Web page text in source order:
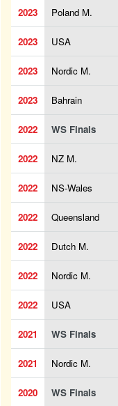
2023 Poland M.
2023 USA
2023 Nordic M.
2023 Bahrain
2022 WS Finals
2022 NZ M.
2022 NS-Wales
2022 Queensland
2022 Dutch M.
2022 Nordic M.
2022 USA
2021 WS Finals
2021 Nordic M.
2020 WS Finals